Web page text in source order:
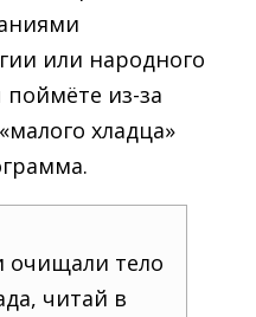
или народного
поймёте из-за
хладца»
очищали тело
читай в